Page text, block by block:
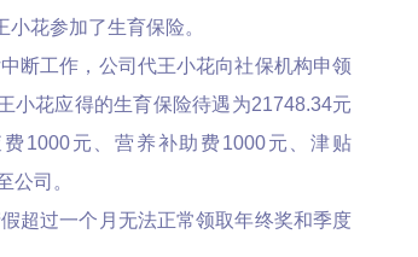
花参加了生育保险。
断工作，公司代王小花向社保机构申领
小花应得的生育保险待遇为21748.34元
1000元、营养补助费1000元、津贴
公司。
超过一个月无法正常领取年终奖和季度